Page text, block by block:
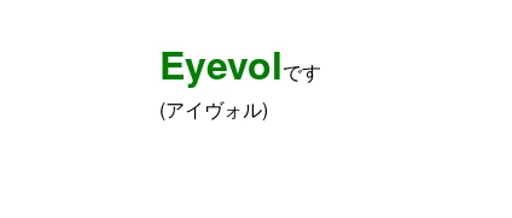
Eyevolです
(アイヴォル)